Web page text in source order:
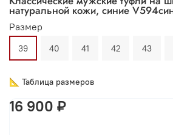
натуральной кожи, синие
Размер
39 40 41 42 43
📐 Таблица размеров
16 900 ₽